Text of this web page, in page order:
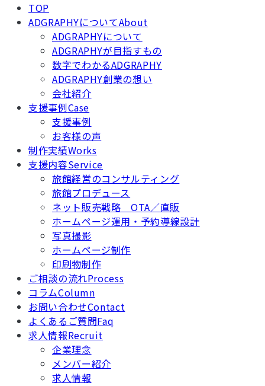
TOP
ADGRAPHYについてAbout
ADGRAPHYについて
ADGRAPHYが目指すもの
数字でわかるADGRAPHY
ADGRAPHY創業の想い
会社紹介
支援事例Case
支援事例
お客様の声
制作実績Works
支援内容Service
旅館経営のコンサルティング
旅館プロデュース
ネット販売戦略 OTA／直販
ホームページ運用・予約導線設計
写真撮影
ホームページ制作
印刷物制作
ご相談の流れProcess
コラムColumn
お問い合わせContact
よくあるご質問Faq
求人情報Recruit
企業理念
メンバー紹介
求人情報